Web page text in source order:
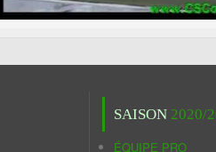
SAISON 2020/
ÉQUIPE PRO